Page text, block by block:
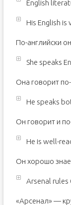
English
His English is
По-английски
She speaks
Она говорит
He speaks
Он говорит и
He is well-
Он хорошо
Arsenal rules
«Арсенал» —